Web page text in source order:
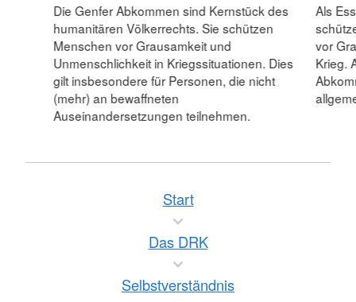
Die Genfer Abkommen sind Kernstück des
humanitären Völkerrechts. Sie schützen
Menschen vor Grausamkeit und
Unmenschlichkeit in Kriegssituationen. Dies
gilt insbesondere für Personen, die nicht
(mehr) an bewaffneten
Auseinandersetzungen teilnehmen.
Als
vor
Krieg.
Start
Das DRK
Selbstverständnis